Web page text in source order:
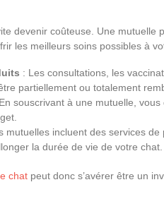
devenir coûteuse. Une mutuelle
les meilleurs soins possibles à
: Les consultations, les
partiellement ou totalement
souscrivant à une mutuelle,
mutuelles incluent des services
la durée de vie de votre chat.
chat peut donc s’avérer être un